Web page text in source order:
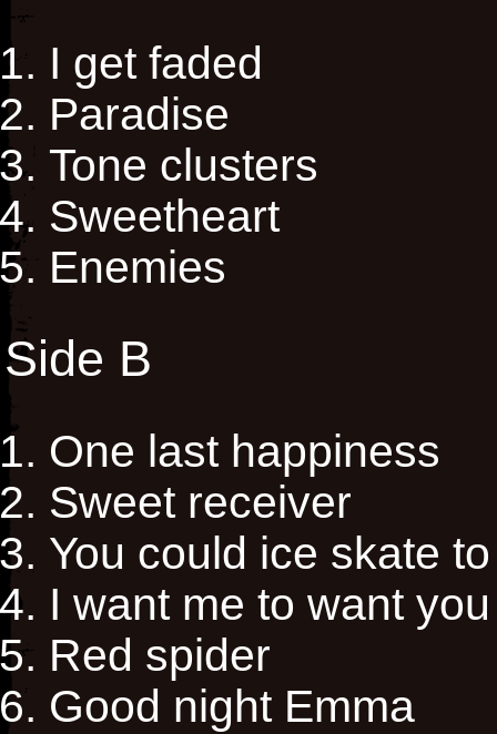
I get faded
Paradise
Tone clusters
Sweetheart
Enemies
Side B
One last happiness
Sweet receiver
You could ice skate
I want me to want you
Red spider
Good night Emma